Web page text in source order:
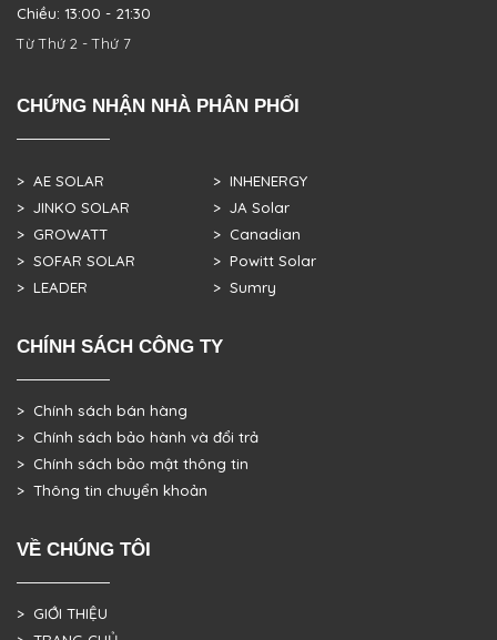
Chiều: 13:00 - 21:30
Từ Thứ 2 - Thứ 7
CHỨNG NHẬN NHÀ PHÂN PHỐI
> AE SOLAR
> JINKO SOLAR
> GROWATT
> SOFAR SOLAR
> LEADER
> INHENERGY
> JA Solar
> Canadian
> Powitt Solar
> Sumry
CHÍNH SÁCH CÔNG TY
> Chính sách bán hàng
> Chính sách bảo hành và đổi trả
> Chính sách bảo mật thông tin
> Thông tin chuyển khoản
VỀ CHÚNG TÔI
> GIỚI THIỆU